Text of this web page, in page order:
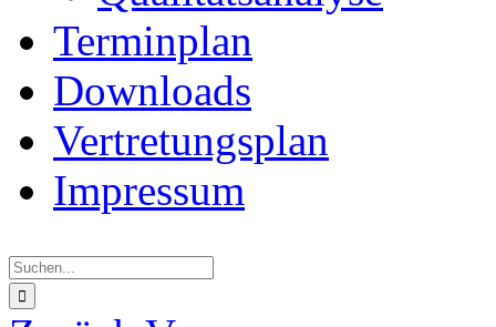
Terminplan
Downloads
Vertretungsplan
Impressum
nach: